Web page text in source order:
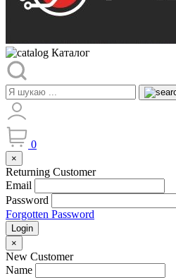
Каталог
0
×
Returning Customer
Email
Password
Forgotten Password
Login
×
New Customer
Name